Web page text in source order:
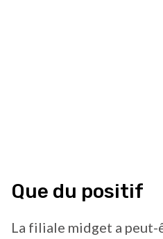
Que du positif
La filiale midget a